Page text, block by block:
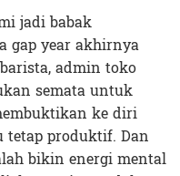
jadi babak
gap year akhirnya
admin toko
semata untuk
ke diri
tetap produktif. Dan
bikin energi mental